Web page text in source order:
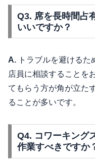
Q3. 席を長時間占
いいですか？
A. トラブルを避ける
店員に相談することを
てもらう方が角が立た
ることが多いです。
Q4. コワーキング
作業すべきですか